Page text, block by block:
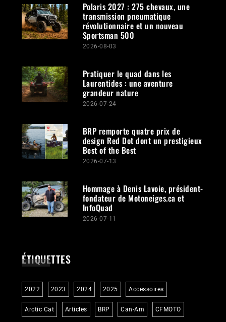
Polaris 2027 : 275 chevaux, une
transmission pneumatique
révolutionnaire et un nouveau
Sportsman 500
2026-08-03
Pratiquer le quad dans les
Laurentides : une aventure
grandeur nature
2026-07-24
BRP remporte quatre prix de
design Red Dot dont un prestigieux
Best of the Best
2026-07-13
Hommage à Denis Lavoie, président-
fondateur de Motoneiges.ca et
InfoQuad
2026-07-11
ÉTIQUETTES
2022 2023 2024 2025 Accessoires
Arctic Cat Articles BRP Can-Am CFMOTO